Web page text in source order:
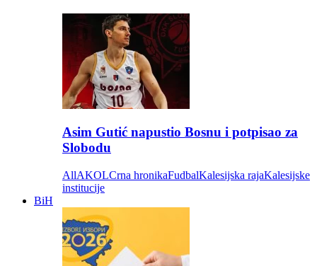
Asim Gutić napustio Bosnu i potpisao za
Slobodu
AllAKOLCrna hronikaFudbalKalesijska rajaKalesijske
institucije
BiH